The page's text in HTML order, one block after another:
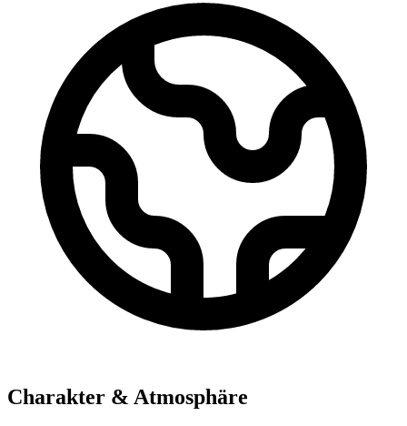
Charakter & Atmosphäre